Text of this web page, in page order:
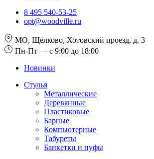
8 495 540-53-25
opt@woodville.ru
МО, Щёлково, Хотовский проезд, д. 3
Пн-Пт — с 9:00 до 18:00
Новинки
Стулья
Металлические
Деревянные
Пластиковые
Барные
Компьютерные
Табуреты
Банкетки и пуфы